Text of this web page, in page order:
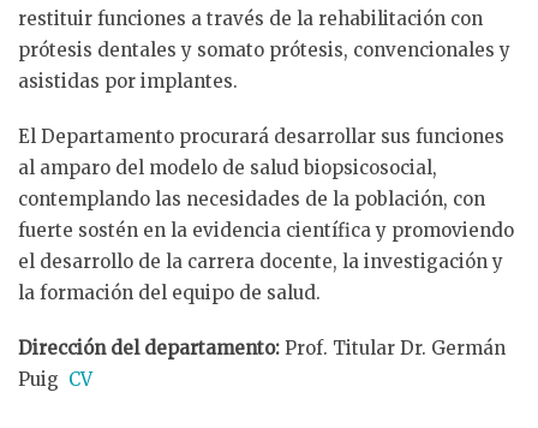
restituir funciones a través de la rehabilitación con
prótesis dentales y somato prótesis, convencionales y
asistidas por implantes.
El Departamento procurará desarrollar sus funciones
al amparo del modelo de salud biopsicosocial,
contemplando las necesidades de la población, con
fuerte sostén en la evidencia científica y promoviendo
el desarrollo de la carrera docente, la investigación y
la formación del equipo de salud.
Dirección del departamento: Prof. Titular Dr. Germán
Puig CV